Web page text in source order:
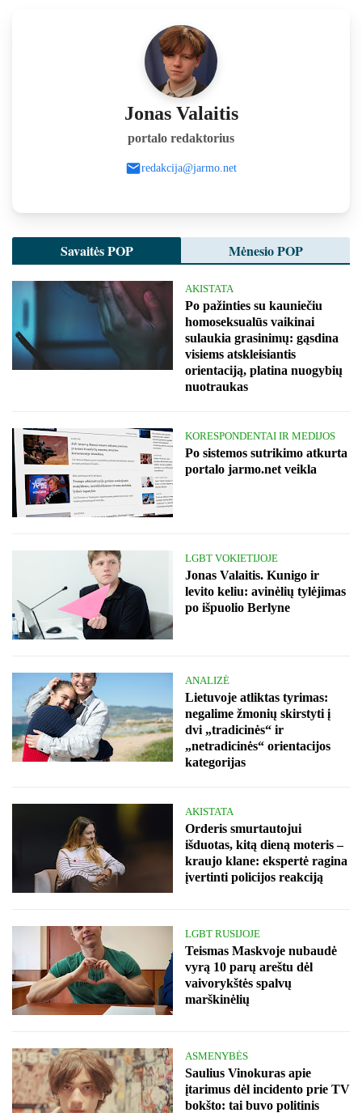
Jonas Valaitis
portalo redaktorius
redakcija@jarmo.net
Savaitės POP Mėnesio POP
AKISTATA
Po pažinties su kauniečiu
homoseksualūs vaikinai
sulaukia grasinimų: gąsdina
visiems atskleisiantis
orientaciją, platina nuogybių
nuotraukas
KORESPONDENTAI IR MEDIJOS
Po sistemos sutrikimo atkurta
portalo jarmo.net veikla
LGBT VOKIETIJOJE
Jonas Valaitis. Kunigo ir
levito keliu: avinėlių tylėjimas
po išpuolio Berlyne
ANALIZĖ
Lietuvoje atliktas tyrimas:
negalime žmonių skirstyti į
dvi „tradicinės“ ir
„netradicinės“ orientacijos
kategorijas
AKISTATA
Orderis smurtautojui
išduotas, kitą dieną moteris –
kraujo klane: ekspertė ragina
įvertinti policijos reakciją
LGBT RUSIJOJE
Teismas Maskvoje nubaudė
vyrą 10 parų areštu dėl
vaivorykštės spalvų
marškinėlių
ASMENYBĖS
Saulius Vinokuras apie
įtarimus dėl incidento prie TV
bokšto: tai buvo politinis